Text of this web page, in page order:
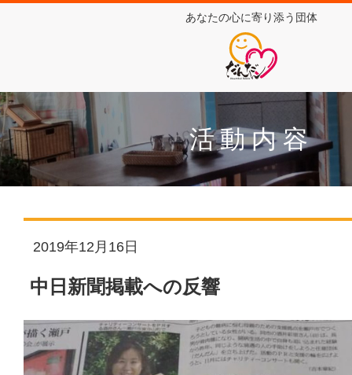
あなたの心に寄り添う団体
活動内容
2019年12月16日
中日新聞掲載への反響